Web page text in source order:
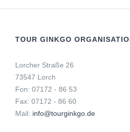
TOUR GINKGO
Lorcher Straße 26
73547 Lorch
Fon: 07172 - 86 53
Fax: 07172 - 86 60
Mail: info@tourginkgo.de